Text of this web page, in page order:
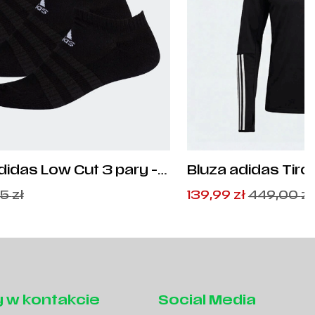
Low Cut 3 pary -
zł
Bluza adidas
Pierwotna
Aktualna
139,99 zł 449,00zł
w kontakcie Social Media